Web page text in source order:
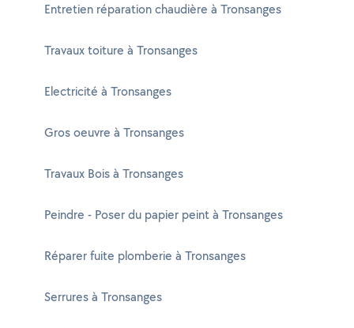
Entretien réparation chaudière à Tronsanges
Travaux toiture à Tronsanges
Electricité à Tronsanges
Gros oeuvre à Tronsanges
Travaux Bois à Tronsanges
Peindre - Poser du papier peint à Tronsanges
Réparer fuite plomberie à Tronsanges
Serrures à Tronsanges